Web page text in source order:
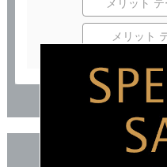
メリット
メリット